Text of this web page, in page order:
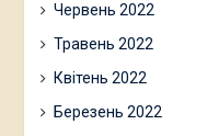
Червень 2022
Травень 2022
Квітень 2022
Березень 2022